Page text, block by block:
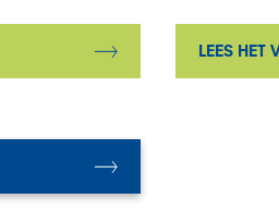
LEES HET